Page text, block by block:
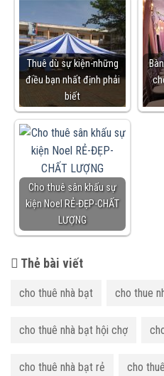
Thuê dù sự kiện-những
điều bạn nhất định phải
biết
Cho thuê sân khấu sự
kiện Noel RẺ-ĐẸP-CHẤT
LƯỢNG
Thẻ bài viết
cho thuê nhà bạt cho thue
cho thuê nhà bạt hội chợ
cho thuê nhà bạt rẻ cho